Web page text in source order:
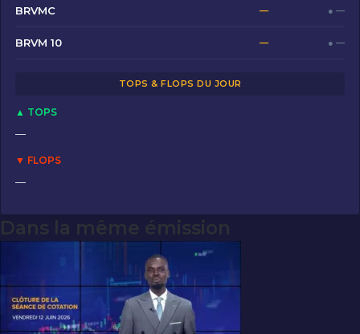
b
o
o
o
n
BRVMC — ● —
BRVM 10 — ● —
TOPS & FLOPS DU JOUR
▲ TOPS
—
▼ FLOPS
—
Dans la même émission